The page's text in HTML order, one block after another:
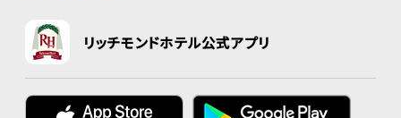
リッチモンドホテル公式アプリ